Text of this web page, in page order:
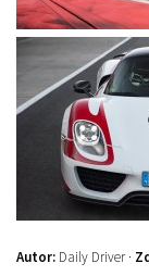
Autor: Daily Driver ·